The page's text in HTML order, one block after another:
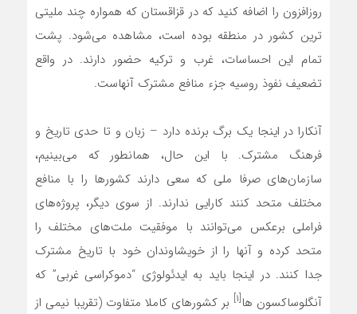
روزافزون را اضافه کنید که در قزاقستان که همواره چند ملیتی
ترین کشور در منطقه بوده است، مشاهده می‌شود. پشت
تمام این احساسات، غرب و ترکیه حضور دارند. در واقع
تضعیف نفوذ روسیه جزء منافع مشترک آنهاست.
آنکارا در اینجا یک برگ برنده دارد – زبان و تا حدی تاریخ و
فرهنگ مشترک. با این حال، همانطور که می‌بینیم،
سازمان‌های صرفا ملی که سعی دارند کشورها را با منافع
مختلف متحد کنند کارایی ندارند. از سوی دیگر، پروژه‌های
فراملی برعکس می‌توانند با موفقیت ملت‌های مختلف را
متحد کرده و آنها را از خویشاوندان خود با تاریخ مشترک
جدا کنند. در اینجا باید به ایدئولوژی “دموکراسی غربی” که
آنگلوساکسون ها[۱]
بر کشورهای کاملا متفاوت (تقریبا نیمی از